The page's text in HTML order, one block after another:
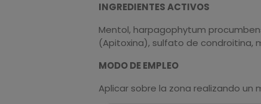
INGREDIENTES ACTIVOS
Mentol, harpagophytum
(Apitoxina), sulfato de condroitina,
MODO DE EMPLEO
Aplicar sobre la zona realizando